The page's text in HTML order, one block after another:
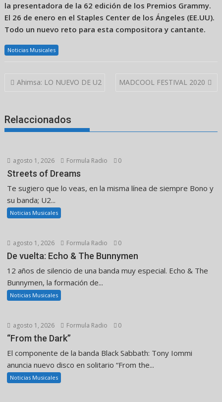
la presentadora de la 62 edición de los Premios Grammy.
El 26 de enero en el Staples Center de los Ángeles (EE.UU).
Todo un nuevo reto para esta compositora y cantante.
Noticias Musicales
Navegación
Ahimsa: LO NUEVO DE U2 MADCOOL FESTIVAL 2020
Relaccionados
agosto 1, 2026 Formula Radio 0
Streets of Dreams
Te sugiero que lo veas, en la misma línea de siempre Bono y
su banda; U2...
Noticias Musicales
agosto 1, 2026 Formula Radio 0
De vuelta: Echo & The Bunnymen
12 años de silencio de una banda muy especial. Echo & The
Bunnymen, la formación de...
Noticias Musicales
agosto 1, 2026 Formula Radio 0
“From the Dark”
El componente de la banda Black Sabbath: Tony Iommi
anuncia nuevo disco en solitario “From the...
Noticias Musicales